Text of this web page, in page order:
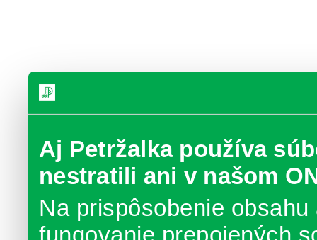
Aj Petržalka používa
nestratili ani v našom
Na prispôsobenie